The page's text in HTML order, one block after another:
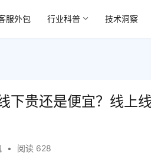
服外包 行业科普 技术洞察
下贵还是便宜？线上
• 阅读 628